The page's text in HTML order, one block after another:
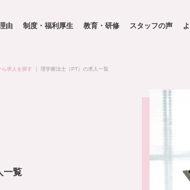
由 制度・福利厚生 教育・研修 スタッフの声
求人を探す 理学療法士（PT）の求人一覧
一覧